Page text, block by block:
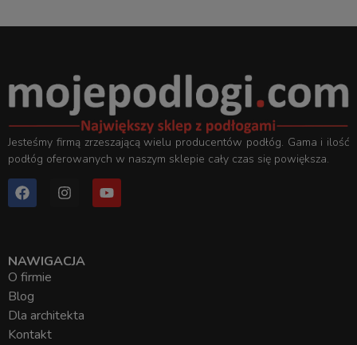
Jesteśmy firmą zrzeszającą wielu producentów podłóg. Gama i ilość
podłóg oferowanych w naszym sklepie cały czas się powiększa.
NAWIGACJA
O firmie
Blog
Dla architekta
Kontakt